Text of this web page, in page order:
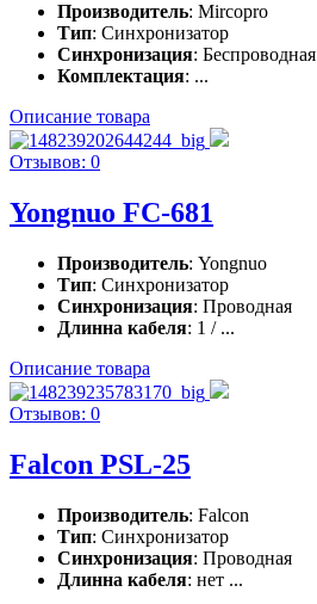
Производитель: Mircopro
Тип: Синхронизатор
Синхронизация: Беспроводная
Комплектация: ...
Описание товара
Отзывов: 0
Yongnuo FC-681
Производитель: Yongnuo
Тип: Синхронизатор
Синхронизация: Проводная
Длинна кабеля: 1 / ...
Описание товара
Отзывов: 0
Falcon PSL-25
Производитель: Falcon
Тип: Синхронизатор
Синхронизация: Проводная
Длинна кабеля: нет ...